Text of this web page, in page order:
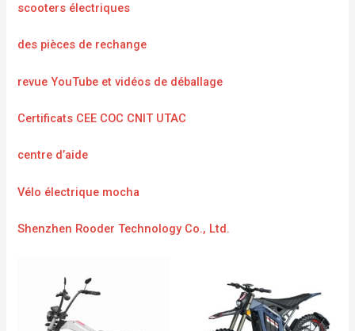
scooters électriques
des pièces de rechange
revue YouTube et vidéos de déballage
Certificats CEE COC CNIT UTAC
centre d’aide
Vélo électrique mocha
Shenzhen Rooder Technology Co., Ltd.